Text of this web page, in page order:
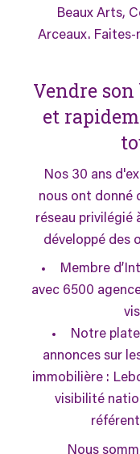
Beaux Arts,
Arceaux.
Vendre
et
Nos 30 ans
nous ont donné
réseau privilégié
développé des
Membre
avec 6500
Notre
annonces sur
immobilière :
visibilité
Nous